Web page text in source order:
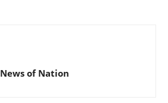
News of Nation